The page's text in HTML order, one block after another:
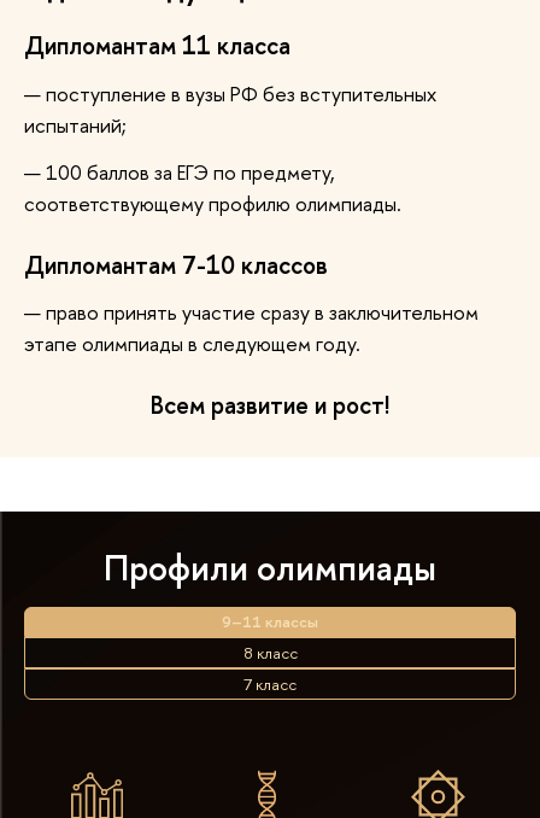
Дипломантам 11 класса
поступление в вузы РФ без вступительных
испытаний;
100 баллов за ЕГЭ по предмету,
соответствующему профилю олимпиады.
Дипломантам 7-10 классов
право принять участие сразу в заключительном
этапе олимпиады в следующем году.
Всем развитие и рост!
Профили олимпиады
9–11 классы
8 класс
7 класс